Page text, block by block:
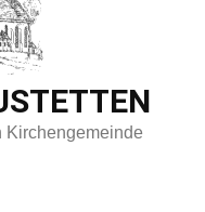
Kirchengemeinde